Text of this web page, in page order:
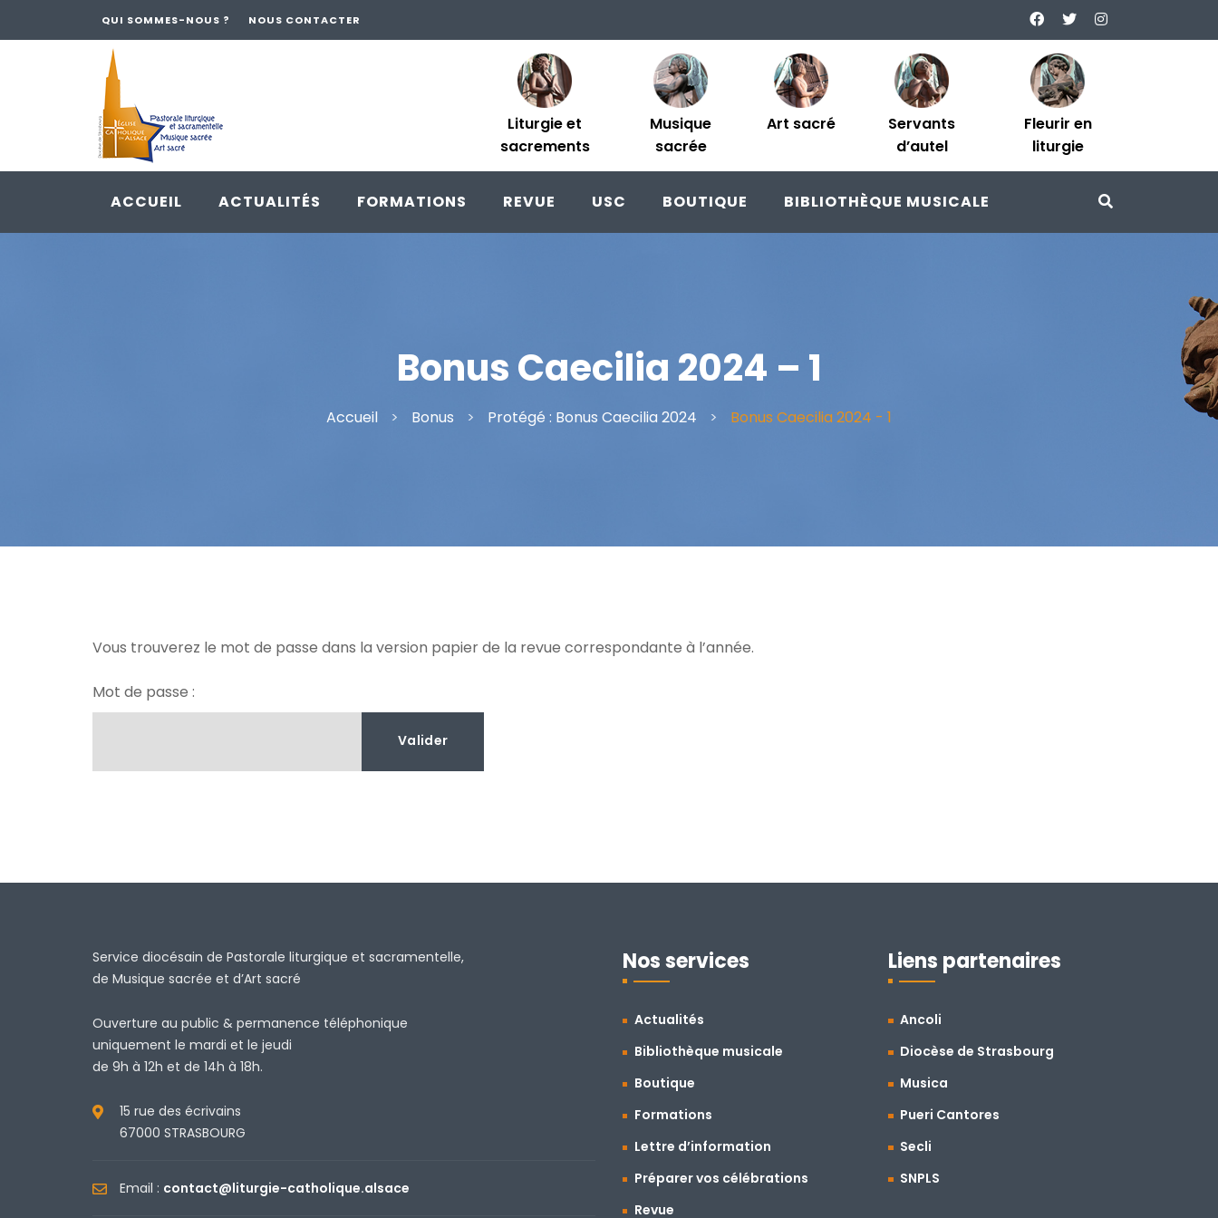
Skip
QUI SOMMES-NOUS ? NOUS CONTACTER
Liturgie et
sacrements
Musique
sacrée
Art sacré
Servants
d’autel
Fleurir en
liturgie
ACCUEIL ACTUALITÉS FORMATIONS REVUE USC BOUTIQUE BIBLIOTHÈQUE MUSICALE
Bonus Caecilia 2024 – 1
Accueil > Bonus > Protégé : Bonus Caecilia 2024 > Bonus Caecilia 2024 - 1
Vous trouverez le mot de passe dans la version papier de la revue correspondante à l’année.
Mot de passe :
Service diocésain de Pastorale liturgique et sacramentelle,
de Musique sacrée et d’Art sacré
Ouverture au public & permanence téléphonique
uniquement le mardi et le jeudi
de 9h à 12h et de 14h à 18h.
15 rue des écrivains
67000 STRASBOURG
Email : contact@liturgie-catholique.alsace
Nos services
Actualités
Bibliothèque musicale
Boutique
Formations
Lettre d’information
Préparer vos célébrations
Revue
Liens partenaires
Ancoli
Diocèse de Strasbourg
Musica
Pueri Cantores
Secli
SNPLS